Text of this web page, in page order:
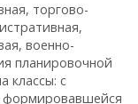
торгово-
военно-
планировочной
классы: с
формировавшейся